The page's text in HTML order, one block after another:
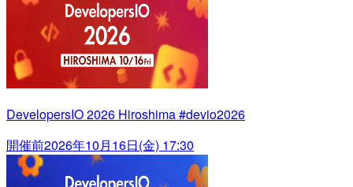
DevelopersIO 2026 Hiroshima #devio2026
開催前2026年10月16日(金) 17:30